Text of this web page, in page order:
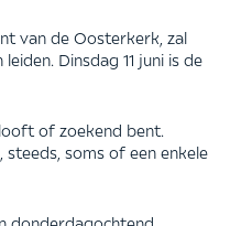
van de Oosterkerk, zal
Dinsdag 11 juni is de
of zoekend bent.
soms of een enkele